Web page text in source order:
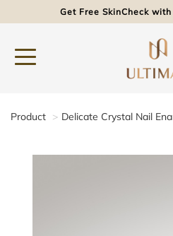
Get Free SkinCheck
Product Delicate Crystal Nail